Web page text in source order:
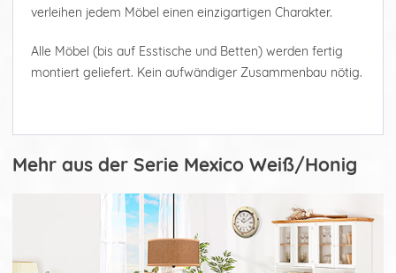
verleihen jedem Möbel einen einzigartigen Charakter.
Alle Möbel (bis auf Esstische und Betten) werden fertig
montiert geliefert. Kein aufwändiger Zusammenbau nötig.
Mehr aus der Serie Mexico Weiß/Honig